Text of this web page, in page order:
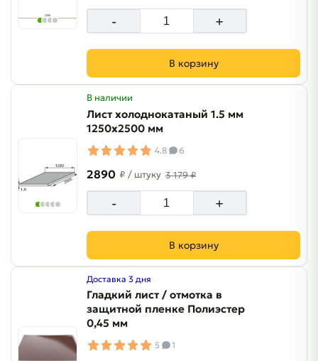
- +
В корзину
В наличии
Лист холоднокатаный 1.5 мм
1250х2500 мм
4.8 6
2890 ₽ / штуку 3 179 ₽
- +
В корзину
Доставка 3 дня
Гладкий лист / отмотка в
защитной пленке Полиэстер
0,45 мм
5 1